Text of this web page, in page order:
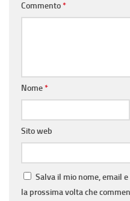
Commento*
Nome*
Sito web
Salva il mio nome, email
la prossima volta che